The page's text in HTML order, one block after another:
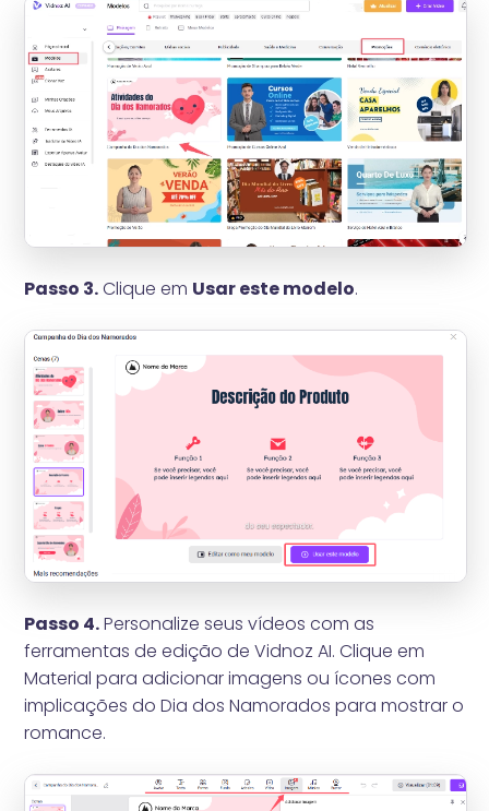
Passo 3.Clique em Usar este modelo.
Passo 4.Personalize seus vídeos com as
ferramentas de edição de Vidnoz AI. Clique em
Material para adicionar imagens ou ícones com
implicações do Dia dos Namorados para mostrar o
romance.